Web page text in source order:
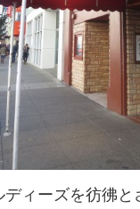
ィーズを彷彿と